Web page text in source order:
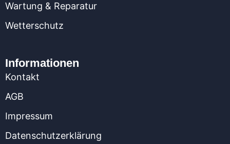
Wartung & Reparatur
Wetterschutz
Informationen
Kontakt
AGB
Impressum
Datenschutzerklärung